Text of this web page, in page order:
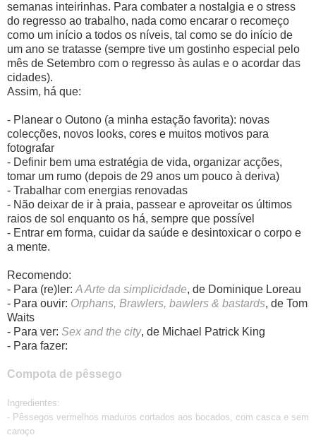
semanas inteirinhas. Para combater a nostalgia e o stress
do regresso ao trabalho, nada como encarar o recomeço
como um início a todos os níveis, tal como se do início de
um ano se tratasse (sempre tive um gostinho especial pelo
mês de Setembro com o regresso às aulas e o acordar das
cidades).
Assim, há que:
- Planear o Outono (a minha estação favorita): novas
colecções, novos looks, cores e muitos motivos para
fotografar
- Definir bem uma estratégia de vida, organizar acções,
tomar um rumo (depois de 29 anos um pouco à deriva)
- Trabalhar com energias renovadas
- Não deixar de ir à praia, passear e aproveitar os últimos
raios de sol enquanto os há, sempre que possível
- Entrar em forma, cuidar da saúde e desintoxicar o corpo e
a mente.
Recomendo:
- Para (re)ler: A Arte da simplicidade, de Dominique Loreau
- Para ouvir: Orphans, Brawlers, bawlers & bastards, de Tom
Waits
- Para ver: Sex and the city, de Michael Patrick King
- Para fazer:
Compota de pêssego
Ingredientes:
- Pêssegos vermelhos maduros cortados aos bocados, com casca e sem
caroço